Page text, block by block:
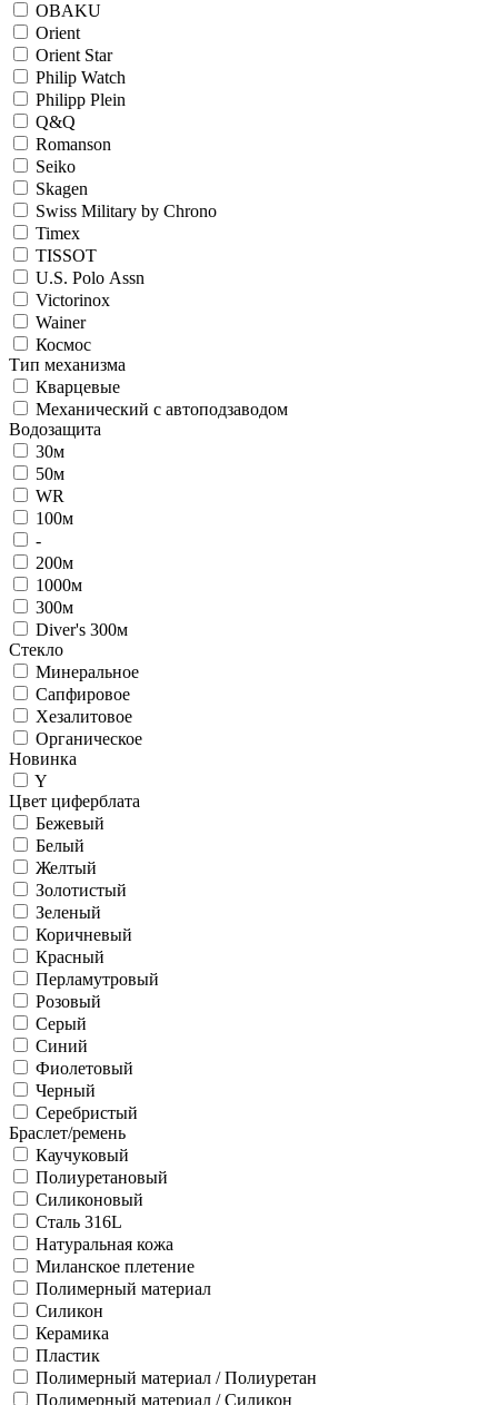
OBAKU
Orient
Orient Star
Philip Watch
Philipp Plein
Q&Q
Romanson
Seiko
Skagen
Swiss Military by Chrono
Timex
TISSOT
U.S. Polo Assn
Victorinox
Wainer
Космос
Тип механизма
Кварцевые
Механический с автоподзаводом
Водозащита
30м
50м
WR
100м
-
200м
1000м
300м
Diver's 300м
Стекло
Минеральное
Сапфировое
Хезалитовое
Органическое
Новинка
Y
Цвет циферблата
Бежевый
Белый
Желтый
Золотистый
Зеленый
Коричневый
Красный
Перламутровый
Розовый
Серый
Синий
Фиолетовый
Черный
Серебристый
Браслет/ремень
Каучуковый
Полиуретановый
Силиконовый
Сталь 316L
Натуральная кожа
Миланское плетение
Полимерный материал
Силикон
Керамика
Пластик
Полимерный материал / Полиуретан
Полимерный материал / Силикон